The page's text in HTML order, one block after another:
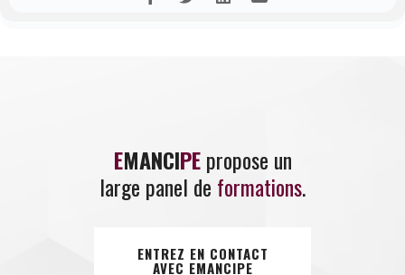
EMANCIPEpropose un
large panel de formations.
ENTREZ EN CONTACT
AVEC EMANCIPE